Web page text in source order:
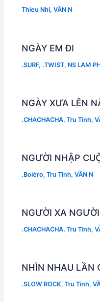
Thieu Nhi,VẦN N
NGÀY EM ĐI
.SURF, .TWIST, NS LAM
NGÀY XƯA LÊN
.CHACHACHA,Tru Tinh,
NGƯỜI NHẬP
.Boléro,Tru Tinh,VẦN N
NGƯỜI XA NGƯỜI
.CHACHACHA,Tru Tinh,
NHÌN NHAU LẦN
.SLOW ROCK,Tru Tinh,